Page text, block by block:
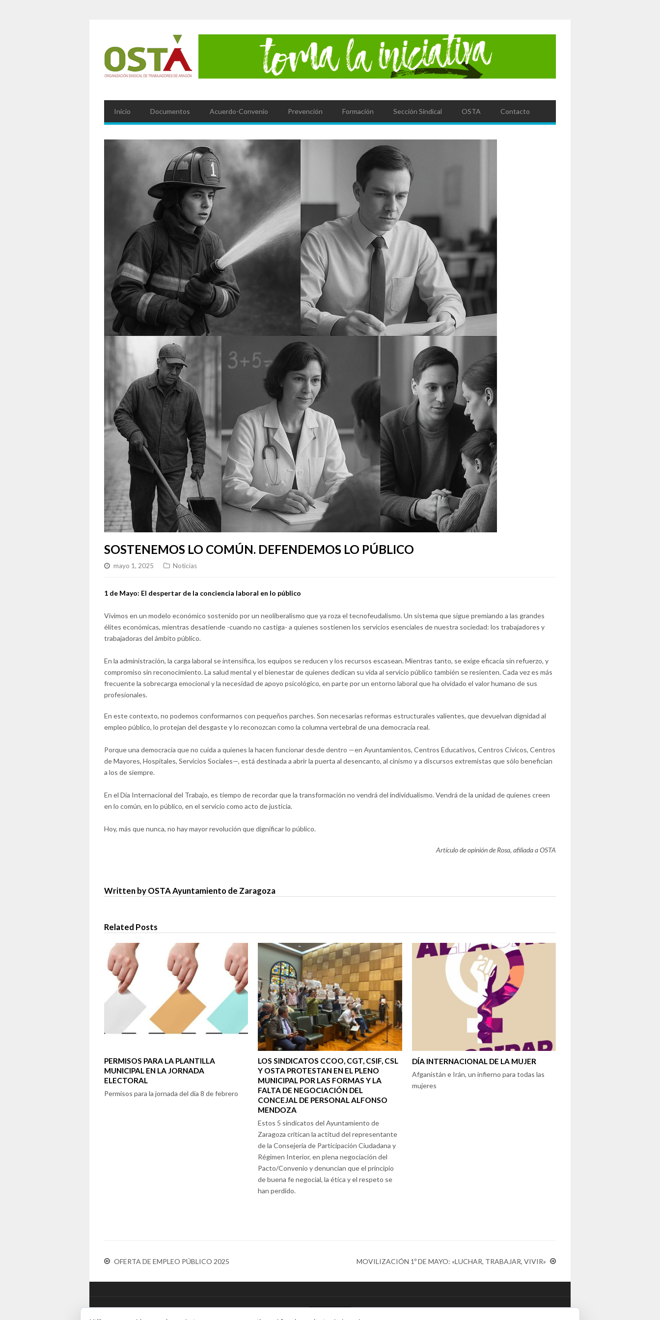
Inicio Documentos Acuerdo-Convenio Prevención Formación Sección Sindical OSTA Contacto
SOSTENEMOS LO COMÚN. DEFENDEMOS LO PÚBLICO
mayo 1, 2025 Noticias
1 de Mayo: El despertar de la conciencia laboral en lo público
Vivimos en un modelo económico sostenido por un neoliberalismo que ya roza el tecnofeudalismo. Un sistema que sigue premiando a las grandes
élites económicas, mientras desatiende -cuando no castiga- a quienes sostienen los servicios esenciales de nuestra sociedad: los trabajadores y
trabajadoras del ámbito público.
En la administración, la carga laboral se intensifica, los equipos se reducen y los recursos escasean. Mientras tanto, se exige eficacia sin refuerzo, y
compromiso sin reconocimiento. La salud mental y el bienestar de quienes dedican su vida al servicio público también se resienten. Cada vez es más
frecuente la sobrecarga emocional y la necesidad de apoyo psicológico, en parte por un entorno laboral que ha olvidado el valor humano de sus
profesionales.
En este contexto, no podemos conformarnos con pequeños parches. Son necesarias reformas estructurales valientes, que devuelvan dignidad al
empleo público, lo protejan del desgaste y lo reconozcan como la columna vertebral de una democracia real.
Porque una democracia que no cuida a quienes la hacen funcionar desde dentro —en Ayuntamientos, Centros Educativos, Centros Cívicos, Centros
de Mayores, Hospitales, Servicios Sociales—, está destinada a abrir la puerta al desencanto, al cinismo y a discursos extremistas que sólo benefician
a los de siempre.
En el Día Internacional del Trabajo, es tiempo de recordar que la transformación no vendrá del individualismo. Vendrá de la unidad de quienes creen
en lo común, en lo público, en el servicio como acto de justicia.
Hoy, más que nunca, no hay mayor revolución que dignificar lo público.
Artículo de opinión de Rosa, afiliada a OSTA
Written by OSTA Ayuntamiento de Zaragoza
Related Posts
PERMISOS PARA LA PLANTILLA
MUNICIPAL EN LA JORNADA
ELECTORAL
Permisos para la jornada del día 8 de febrero
LOS SINDICATOS CCOO, CGT, CSIF, CSL
Y OSTA PROTESTAN EN EL PLENO
MUNICIPAL POR LAS FORMAS Y LA
FALTA DE NEGOCIACIÓN DEL
CONCEJAL DE PERSONAL ALFONSO
MENDOZA
Estos 5 sindicatos del Ayuntamiento de
Zaragoza critican la actitud del representante
de la Consejería de Participación Ciudadana y
Régimen Interior, en plena negociación del
Pacto/Convenio y denuncian que el principio
de buena fe negocial, la ética y el respeto se
han perdido.
DÍA INTERNACIONAL DE LA MUJER
Afganistán e Irán, un infierno para todas las
mujeres
OFERTA DE EMPLEO PÚBLICO 2025 MOVILIZACIÓN 1º DE MAYO: «LUCHAR, TRABAJAR, VIVIR»